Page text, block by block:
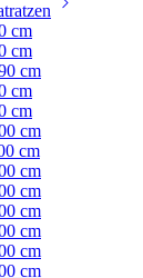
cm
cm
cm
cm
cm
cm
cm
cm
cm
cm
cm
cm
cm